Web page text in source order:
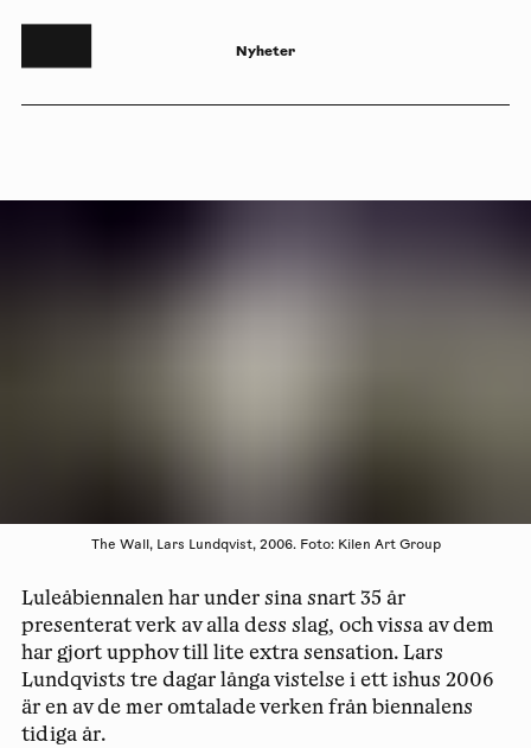
Nyheter
The Wall, Lars Lundqvist, 2006. Foto: Kilen Art Group
Luleåbiennalen har under sina snart 35 år
presenterat verk av alla dess slag, och vissa av dem
har gjort upphov till lite extra sensation. Lars
Lundqvists tre dagar långa vistelse i ett ishus 2006
är en av de mer omtalade verken från biennalens
tidiga år.